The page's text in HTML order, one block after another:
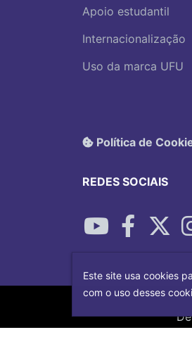
Apoio estudantil
Internacionalização
Uso da marca UFU
Política de
REDES SOCIAIS
Este site usa cookies
com o uso desses